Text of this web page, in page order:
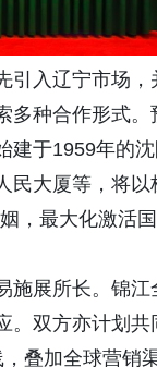
引入辽宁市场，
多种合作形式。
建于1959年的
大厦等，将以
，最大化激活
展所长。锦江
。双方亦计划共
叠加全球营销